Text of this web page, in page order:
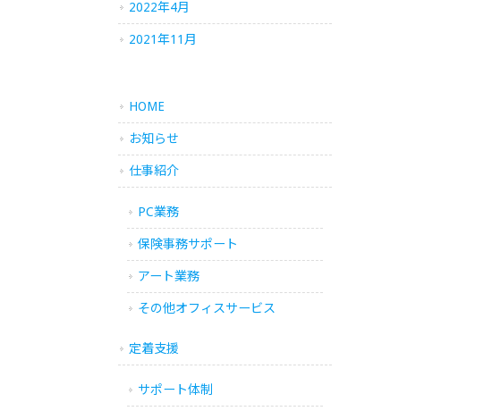
2022年4月
2021年11月
HOME
お知らせ
仕事紹介
PC業務
保険事務サポート
アート業務
その他オフィスサービス
定着支援
サポート体制